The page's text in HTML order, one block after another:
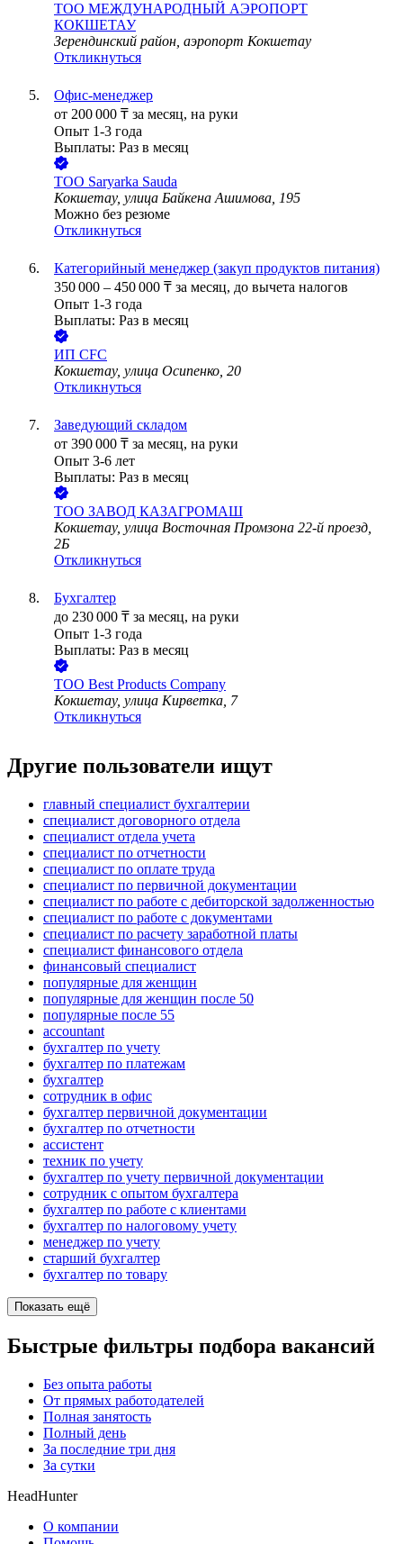
ТОО МЕЖДУНАРОДНЫЙ АЭРОПОРТ
КОКШЕТАУ
Зерендинский район, аэропорт Кокшетау
Откликнуться
Офис-менеджер
от 200 000 ₸ за месяц, на руки
Опыт 1-3 года
Выплаты: Раз в месяц
ТОО Saryarka Sauda
Кокшетау, улица Байкена Ашимова, 195
Можно без резюме
Откликнуться
Категорийный менеджер (закуп продуктов питания)
350 000 – 450 000 ₸ за месяц, до вычета налогов
Опыт 1-3 года
Выплаты: Раз в месяц
ИП CFC
Кокшетау, улица Осипенко, 20
Откликнуться
Заведующий складом
от 390 000 ₸ за месяц, на руки
Опыт 3-6 лет
Выплаты: Раз в месяц
ТОО ЗАВОД КАЗАГРОМАШ
Кокшетау, улица Восточная Промзона 22-й проезд,
2Б
Откликнуться
Бухгалтер
до 230 000 ₸ за месяц, на руки
Опыт 1-3 года
Выплаты: Раз в месяц
ТОО Best Products Company
Кокшетау, улица Кирветка, 7
Откликнуться
Другие пользователи ищут
главный специалист бухгалтерии
специалист договорного отдела
специалист отдела учета
специалист по отчетности
специалист по оплате труда
специалист по первичной документации
специалист по работе с дебиторской задолженностью
специалист по работе с документами
специалист по расчету заработной платы
специалист финансового отдела
финансовый специалист
популярные для женщин
популярные для женщин после 50
популярные после 55
accountant
бухгалтер по учету
бухгалтер по платежам
бухгалтер
сотрудник в офис
бухгалтер первичной документации
бухгалтер по отчетности
ассистент
техник по учету
бухгалтер по учету первичной документации
сотрудник с опытом бухгалтера
бухгалтер по работе с клиентами
бухгалтер по налоговому учету
менеджер по учету
старший бухгалтер
бухгалтер по товару
Показать ещё
Быстрые фильтры подбора вакансий
Без опыта работы
От прямых работодателей
Полная занятость
Полный день
За последние три дня
За сутки
HeadHunter
О компании